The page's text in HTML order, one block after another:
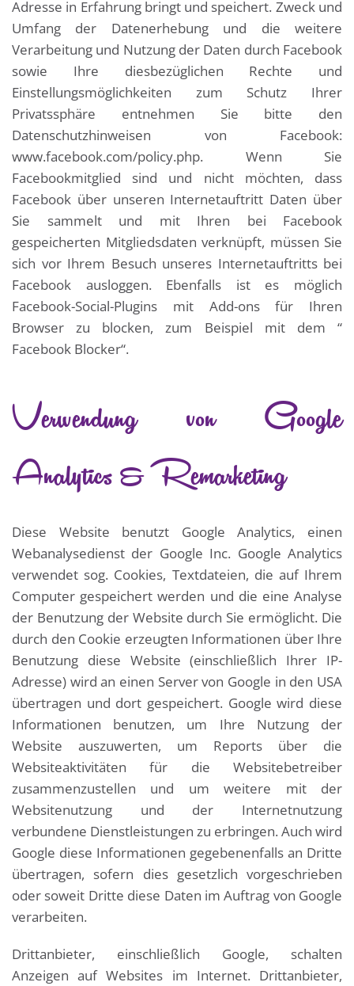
Adresse in Erfahrung bringt und speichert. Zweck und
Umfang der Datenerhebung und die weitere
Verarbeitung und Nutzung der Daten durch Facebook
sowie Ihre diesbezüglichen Rechte und
Einstellungsmöglichkeiten zum Schutz Ihrer
Privatssphäre entnehmen Sie bitte den
Datenschutzhinweisen von Facebook:
www.facebook.com/policy.php. Wenn Sie
Facebookmitglied sind und nicht möchten, dass
Facebook über unseren Internetauftritt Daten über
Sie sammelt und mit Ihren bei Facebook
gespeicherten Mitgliedsdaten verknüpft, müssen Sie
sich vor Ihrem Besuch unseres Internetauftritts bei
Facebook ausloggen. Ebenfalls ist es möglich
Facebook-Social-Plugins mit Add-ons für Ihren
Browser zu blocken, zum Beispiel mit dem “
Facebook Blocker“.
Verwendung von Google
Analytics & Remarketing
Diese Website benutzt Google Analytics, einen
Webanalysedienst der Google Inc. Google Analytics
verwendet sog. Cookies, Textdateien, die auf Ihrem
Computer gespeichert werden und die eine Analyse
der Benutzung der Website durch Sie ermöglicht. Die
durch den Cookie erzeugten Informationen über Ihre
Benutzung diese Website (einschließlich Ihrer IP-
Adresse) wird an einen Server von Google in den USA
übertragen und dort gespeichert. Google wird diese
Informationen benutzen, um Ihre Nutzung der
Website auszuwerten, um Reports über die
Websiteaktivitäten für die Websitebetreiber
zusammenzustellen und um weitere mit der
Websitenutzung und der Internetnutzung
verbundene Dienstleistungen zu erbringen. Auch wird
Google diese Informationen gegebenenfalls an Dritte
übertragen, sofern dies gesetzlich vorgeschrieben
oder soweit Dritte diese Daten im Auftrag von Google
verarbeiten.
Drittanbieter, einschließlich Google, schalten
Anzeigen auf Websites im Internet. Drittanbieter,